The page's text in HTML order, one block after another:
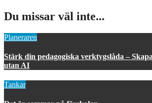
Du missar väl inte...
Planeraren
Stärk din pedagogiska verktygslåda –
utan AI
Tankar